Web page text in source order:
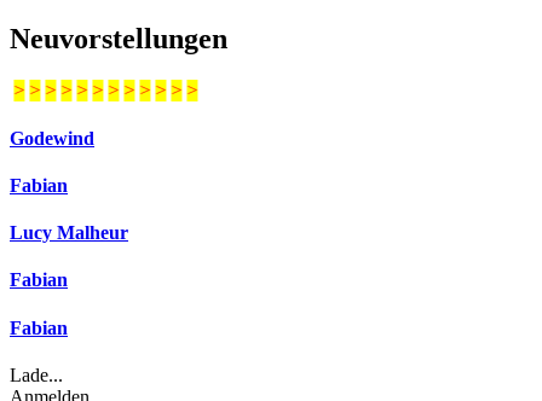
Neuvorstellungen
> > > > > > > > > > > >
Godewind
Fabian
Lucy Malheur
Fabian
Fabian
Lade...
Anmelden